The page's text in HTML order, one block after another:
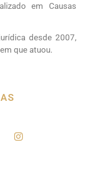
em Causas
desde 2007,
que atuou.